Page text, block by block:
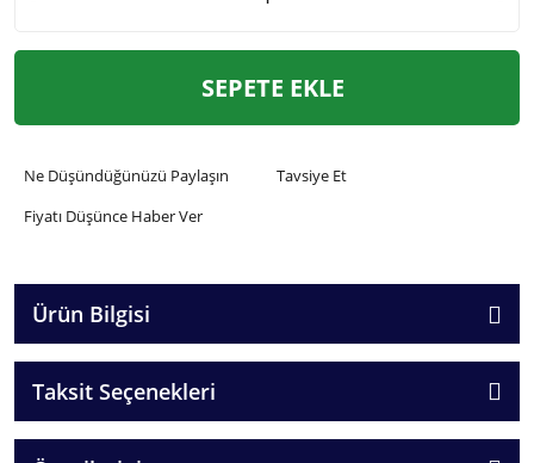
SEPETE EKLE
Ne Düşündüğünüzü Paylaşın
Tavsiye Et
Fiyatı Düşünce Haber Ver
Ürün Bilgisi
Taksit Seçenekleri